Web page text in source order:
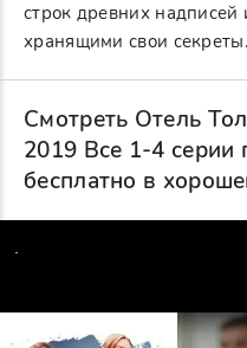
строк древних
хранящими свои секреты.
Смотреть Отель
2019 Все 1-4 серии
бесплатно в